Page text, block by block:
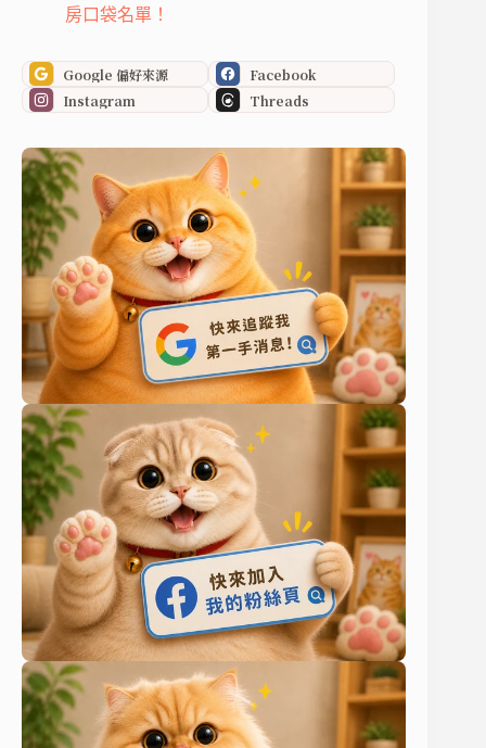
房口袋名單！
Google 偏好來源
Facebook
Instagram
Threads